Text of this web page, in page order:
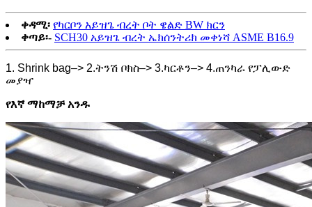
ቀዳሚ፡ የካርቦን አይዝጌ ብረት ቦት ዌልድ BW ክርን
ቀጣይ፡- SCH30 አይዝጌ ብረት ኤክሰንትሪክ መቀነሻ ASME B16.9
1. Shrink bag–> 2.ትንሽ ቦክስ–> 3.ካርቶን–> 4.ጠንካራ የፓሊውድ
መያዣ
የእኛ ማከማቻ አንዱ